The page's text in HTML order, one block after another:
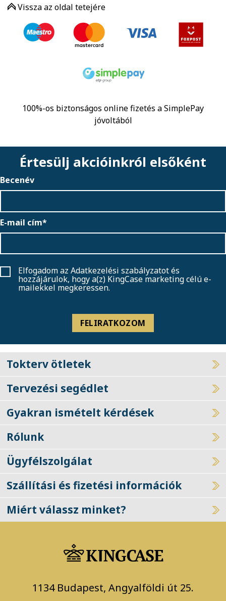
Vissza az oldal tetejére
100%-os biztonságos online fizetés a SimplePay
jóvoltából
Értesülj akcióinkról elsőként
Becenév
E-mail cím*
Elfogadom az Adatkezelési szabályzatotés
hozzájárulok, hogy a(z) KingCase marketing célú e-
mailekkel megkeressen.
FELIRATKOZOM
Tokterv ötletek
Tervezési segédlet
Gyakran ismételt kérdések
Rólunk
Ügyfélszolgálat
Szállítási és fizetési információk
Miért válassz minket?
1134 Budapest, Angyalföldi út 25.